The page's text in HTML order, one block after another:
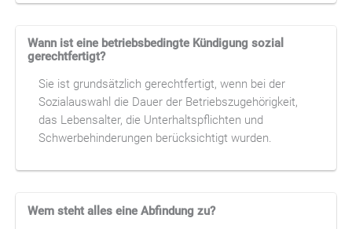
Wann ist eine betriebsbedingte Kündigung sozial
gerechtfertigt?
Sie ist grundsätzlich gerechtfertigt, wenn bei der
Sozialauswahl die Dauer der Betriebszugehörigkeit,
das Lebensalter, die Unterhaltspflichten und
Schwerbehinderungen berücksichtigt wurden.
Wem steht alles eine Abfindung zu?